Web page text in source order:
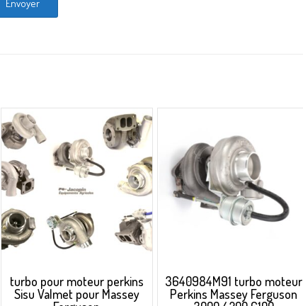
turbo pour moteur perkins
Sisu Valmet pour Massey
3640984M91 turbo moteur
Perkins Massey Ferguson